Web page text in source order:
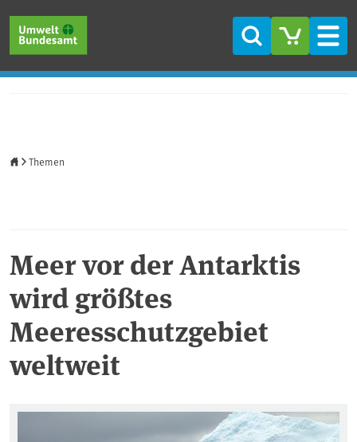
Suche
Themen
Meer vor der Antarktis
wird größtes
Meeresschutzgebiet
weltweit